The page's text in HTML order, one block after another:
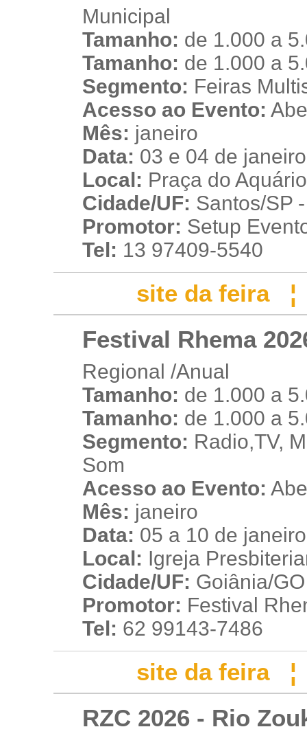
Municipal
Tamanho: de 1.000 a
Tamanho: de 1.000 a
Segmento: Feiras
Acesso ao Evento:
Mês: janeiro
Data: 03 e 04 de
Local: Praça do Aquário
Cidade/UF: Santos/SP
Promotor: Setup
Tel: 13 97409-5540
site da feira
Festival Rhema
Regional /Anual
Tamanho: de 1.000 a
Tamanho: de 1.000 a
Segmento: Radio,TV,
Som
Acesso ao Evento:
Mês: janeiro
Data: 05 a 10 de
Local: Igreja
Cidade/UF: Goiânia/
Promotor: Festival
Tel: 62 99143-7486
site da feira
RZC 2026 - Rio